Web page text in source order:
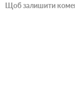
Щоб залишити